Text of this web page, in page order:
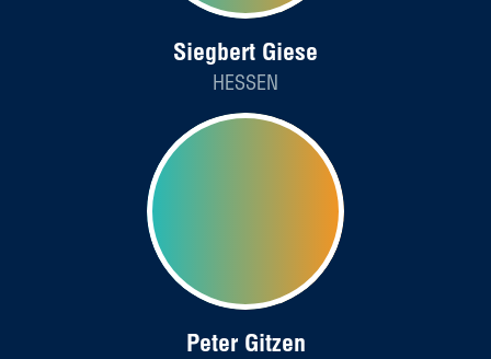
Siegbert Giese
HESSEN
Peter Gitzen